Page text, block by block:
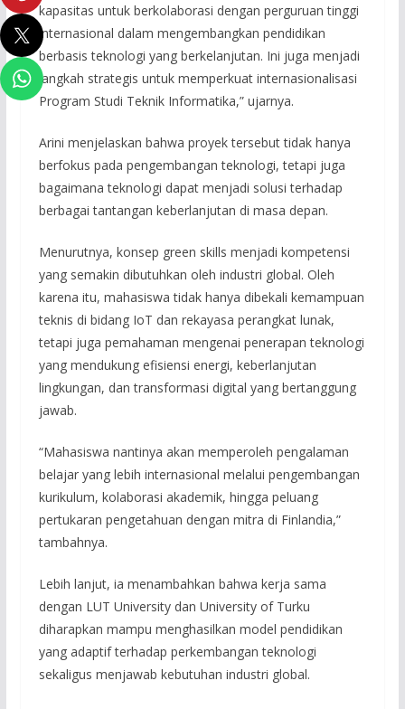
kapasitas untuk berkolaborasi dengan perguruan tinggi
internasional dalam mengembangkan pendidikan
berbasis teknologi yang berkelanjutan. Ini juga menjadi
langkah strategis untuk memperkuat internasionalisasi
Program Studi Teknik Informatika,” ujarnya.
Arini menjelaskan bahwa proyek tersebut tidak hanya
berfokus pada pengembangan teknologi, tetapi juga
bagaimana teknologi dapat menjadi solusi terhadap
berbagai tantangan keberlanjutan di masa depan.
Menurutnya, konsep green skills menjadi kompetensi
yang semakin dibutuhkan oleh industri global. Oleh
karena itu, mahasiswa tidak hanya dibekali kemampuan
teknis di bidang IoT dan rekayasa perangkat lunak,
tetapi juga pemahaman mengenai penerapan teknologi
yang mendukung efisiensi energi, keberlanjutan
lingkungan, dan transformasi digital yang bertanggung
jawab.
“Mahasiswa nantinya akan memperoleh pengalaman
belajar yang lebih internasional melalui pengembangan
kurikulum, kolaborasi akademik, hingga peluang
pertukaran pengetahuan dengan mitra di Finlandia,”
tambahnya.
Lebih lanjut, ia menambahkan bahwa kerja sama
dengan LUT University dan University of Turku
diharapkan mampu menghasilkan model pendidikan
yang adaptif terhadap perkembangan teknologi
sekaligus menjawab kebutuhan industri global.